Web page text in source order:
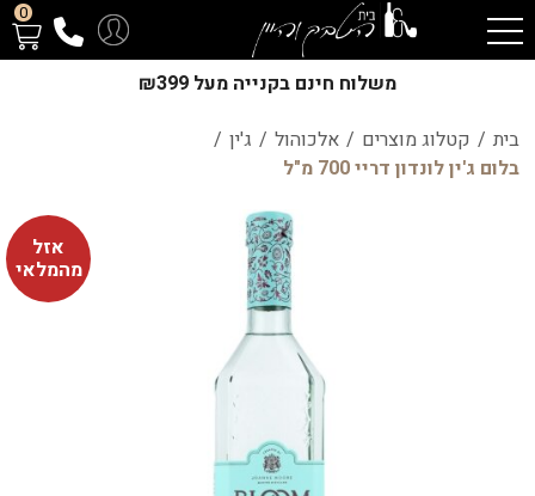
0
משלוח חינם בקנייה מעל ₪399
בית / קטלוג מוצרים / אלכוהול / ג'ין /
בלום ג'ין לונדון דריי 700 מ"ל
אזל
מהמלאי